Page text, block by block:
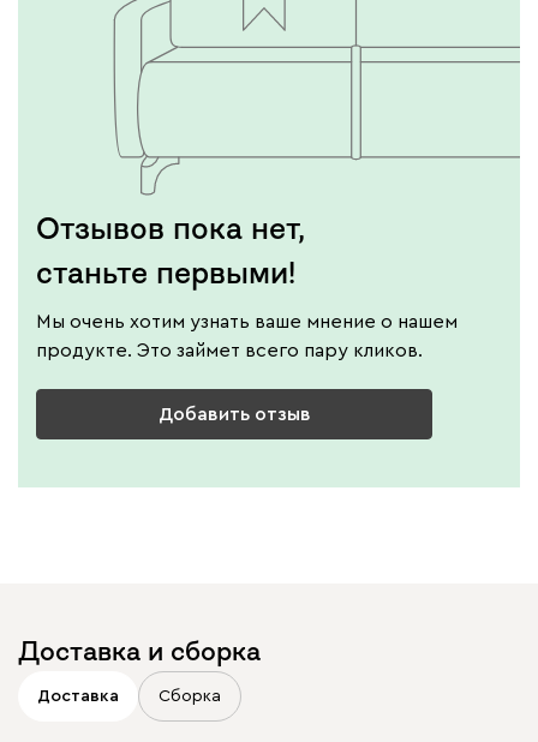
Отзывов пока нет,
станьте первыми!
Мы очень хотим узнать ваше мнение о нашем
продукте. Это займет всего пару кликов.
Добавить отзыв
Доставка и сборка
Доставка Сборка